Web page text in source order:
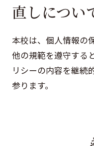
直しについ
本校は、個人情報の
他の規範を遵守する
リシーの内容を継続
参ります。